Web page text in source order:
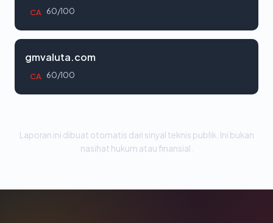
CA 60/100
gmvaluta.com
CA 60/100
Laporan ini dibuat otomatis dari sinyal teknis publik. Ini bukan
nasihat hukum atau finansial.